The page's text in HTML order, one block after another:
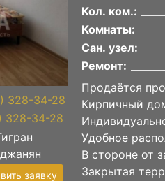
328-34-28
328-34-28
заявку
Кол. ком.:
Комнаты:
Сан. узел:
Ремонт:
Продаётся
Кирпичный
Удобное
В стороне от
Закрытая